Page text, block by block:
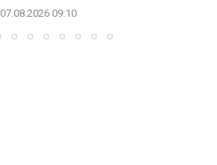
07.08.2026 09:10